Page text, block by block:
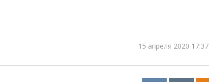
15 апреля 2020 17:37